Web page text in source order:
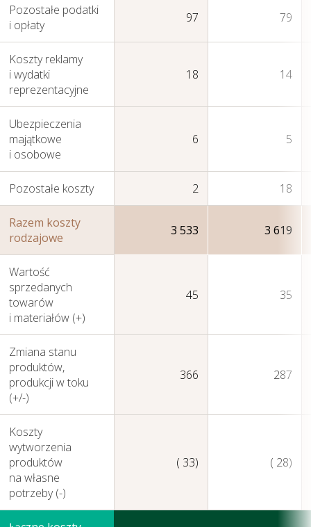
Działania w sferze
środowiska
naturalnego
Pozostałe podatki
i opłaty
97 79
Koszty reklamy
i wydatki
reprezentacyjne
18 14
Ubezpieczenia
majątkowe
i osobowe
6 5
Pozostałe koszty 2 18
Razem koszty
rodzajowe
3 533 3 619
Wartość
sprzedanych
towarów
i materiałów (+)
45 35
Zmiana stanu
produktów,
produkcji w toku
(+/-)
366 287
Koszty
wytworzenia
produktów
na własne
potrzeby (-)
( 33) ( 28)